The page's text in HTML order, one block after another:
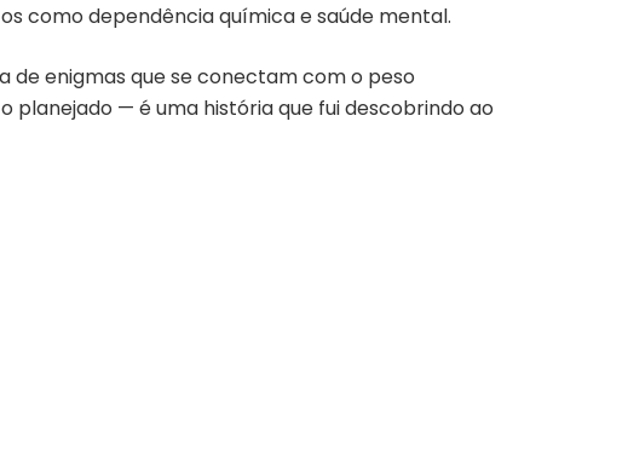
como dependência química e saúde mental.
de enigmas que se conectam com o peso
planejado — é uma história que fui descobrindo ao